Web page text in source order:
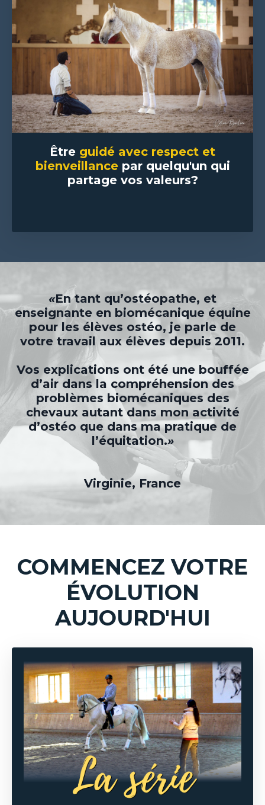
Être guidé avec respect et
bienveillance par quelqu'un qui
partage vos valeurs?
«En tant qu’ostéopathe, et
enseignante en biomécanique équine
pour les élèves ostéo, je parle de
votre travail aux élèves depuis 2011.
Vos explications ont été une bouffée
d’air dans la compréhension des
problèmes biomécaniques des
chevaux autant dans mon activité
d’ostéo que dans ma pratique de
l’équitation.»
Virginie, France
COMMENCEZ VOTRE
ÉVOLUTION
AUJOURD'HUI